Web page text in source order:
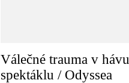
Válečné trauma v hávu
spektáklu / Odyssea